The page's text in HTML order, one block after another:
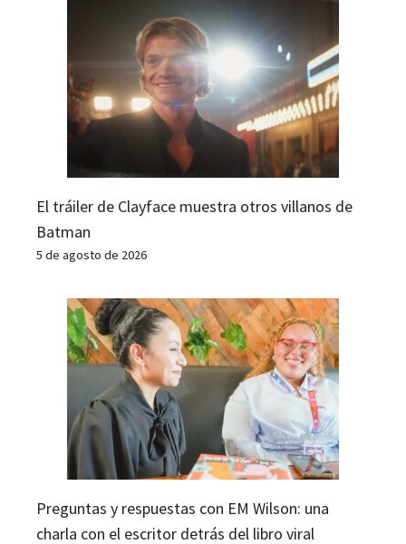
El tráiler de Clayface muestra otros villanos de
Batman
5 de agosto de 2026
Preguntas y respuestas con EM Wilson: una
charla con el escritor detrás del libro viral